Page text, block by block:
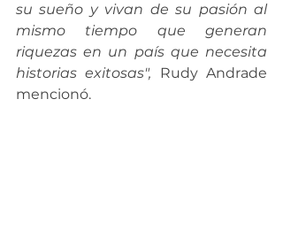
su sueño y vivan de su pasión al
mismo tiempo que generan
riquezas en un país que necesita
historias exitosas", Rudy Andrade
mencionó.